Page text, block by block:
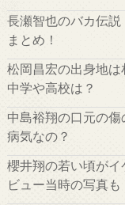
長瀬智也のバカ伝
まとめ！
松岡昌宏の出身地
中学や高校は？
中島裕翔の口元の
病気なの？
櫻井翔の若い頃が
ビュー当時の写真も